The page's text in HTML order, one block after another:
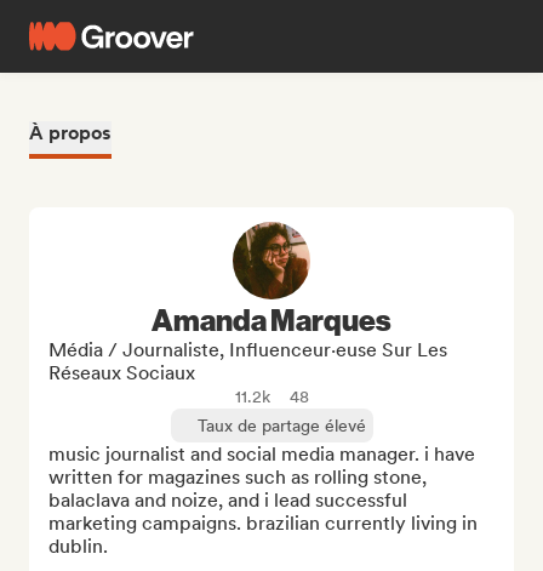
À propos
Amanda Marques
Média / Journaliste, Influenceur·euse Sur Les
Réseaux Sociaux
11.2k
48
Taux de partage élevé
music journalist and social media manager. i have
written for magazines such as rolling stone,
balaclava and noize, and i lead successful
marketing campaigns. brazilian currently living in
dublin.